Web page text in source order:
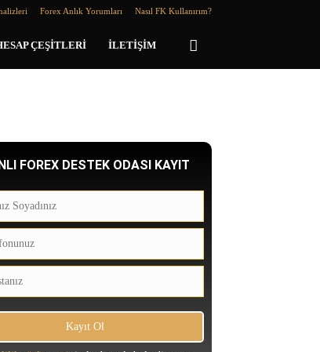
Forex Anlık Yorumları Nasıl FK Kullanırım?
ÇEŞITLERI İLETIŞIM
FOREX DESTEK ODASI KAYIT